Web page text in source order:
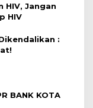
HIV, Jangan
HIV
:
BANK KOTA